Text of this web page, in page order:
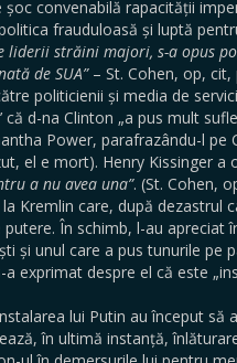
convenabilă rapacității
frauduloasă și luptă
liderii străini majori, s-a opus
de SUA”– St. Cohen, op, cit,
politicienii și media de
că d-na Clinton „a pus mult
Power, parafrazându-l pe
el e mort). Henry Kissinger
a nu avea una”. (St. Cohen,
Kremlin care, după dezastrul
În schimb, l-au apreciat
și unul care a pus tunurile pe
exprimat despre el că este
lui Putin au început să
în ultimă instanță,